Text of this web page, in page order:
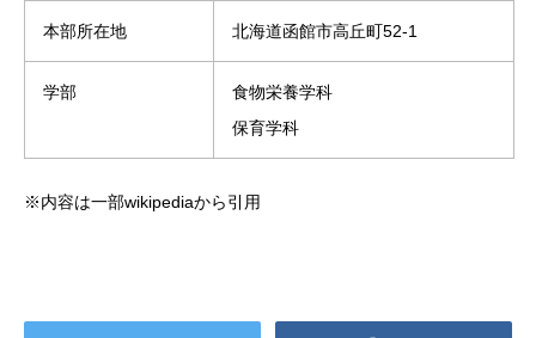
本部所在地 北海道函館市高丘町52-1
学部
食物栄養学科
保育学科
※内容は一部wikipediaから引用